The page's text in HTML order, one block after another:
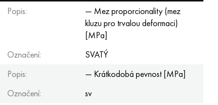
Popis:
— Mez proporcionality (mez
kluzu pro trvalou deformaci)
[MPa]
Označení:
SVATÝ
Popis:
— Krátkodobá pevnost [MPa]
Označení:
sv